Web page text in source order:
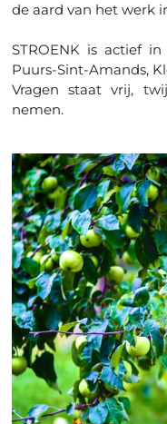
de aard van het werk
STROENK is actief
Puurs-Sint-Amands,
Vragen staat vrij,
nemen.